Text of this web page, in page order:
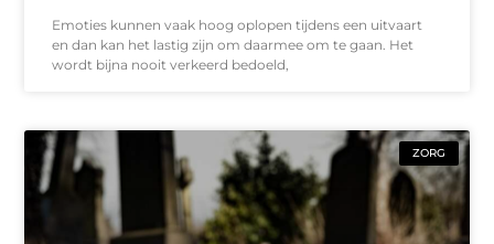
Emoties kunnen vaak hoog oplopen tijdens een uitvaart
en dan kan het lastig zijn om daarmee om te gaan. Het
wordt bijna nooit verkeerd bedoeld,
ZORG